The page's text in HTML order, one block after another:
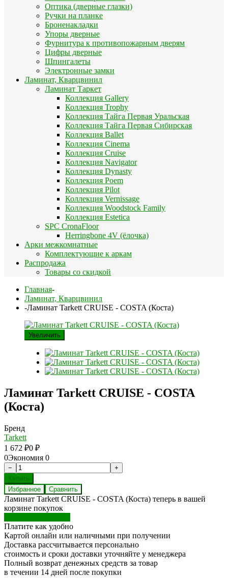
Оптика (дверные глазки)
Ручки на планке
Броненакладки
Упоры дверные
Фурнитура к противопожарным дверям
Цифры дверные
Шпингалеты
Электронные замки
Ламинат, Кварцвинил
Ламинат Таркет
Коллекция Gallery
Коллекция Trophy
Коллекция Тайга Первая Уральская
Коллекция Тайга Первая Сибирская
Коллекция Ballet
Коллекция Cinema
Коллекция Cruise
Коллекция Navigator
Коллекция Dynasty
Коллекция Poem
Коллекция Pilot
Коллекция Vernissage
Коллекция Woodstock Family
Коллекция Estetica
SPC CronaFloor
Herringbone 4V (ёлочка)
Арки межкомнатные
Комплектующие к аркам
Распродажа
Товары со скидкой
Главная-
Ламинат, Кварцвинил
-Ламинат Tarkett CRUISE - COSTA (Коста)
Увеличить
Ламинат Tarkett CRUISE - COSTA
(Коста)
Бренд
Tarkett
1 672 ₽0 ₽
0Экономия 0
Избранное Сравнить
Ламинат Tarkett CRUISE - COSTA (Коста) теперь в вашей
корзине покупок
Платите как удобно
Картой онлайн или наличными при получении
Доставка рассчитывается персонально
стоимость и сроки доставки уточняйте у менеджера
Полный возврат денежных средств за товар
в течении 14 дней после покупки